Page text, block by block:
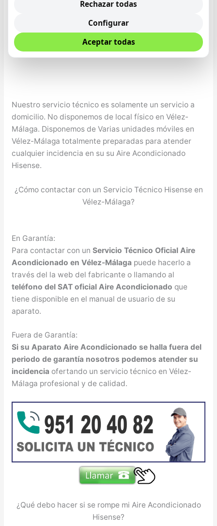
Nuestro servicio técnico es solamente un servicio a
domicilio. No disponemos de local físico en Vélez-
Málaga. Disponemos de Varias unidades móviles en
Vélez-Málaga totalmente preparadas para atender
cualquier incidencia en su su Aire Acondicionado
Hisense.
¿Cómo contactar con un Servicio Técnico Hisense en
Vélez-Málaga?
En Garantía:
Para contactar con un Servicio Técnico Oficial Aire
Acondicionado en Vélez-Málaga puede hacerlo a
través del la web del fabricante o llamando al
teléfono del SAT oficial Aire Acondicionado que
tiene disponible en el manual de usuario de su
aparato.
Fuera de Garantía:
Si su Aparato Aire Acondicionado se halla fuera del
periodo de garantía nosotros podemos atender su
incidencia ofertando un servicio técnico en Vélez-
Málaga profesional y de calidad.
¿Qué debo hacer si se rompe mi Aire Acondicionado
Hisense?
Rechazar todas
Configurar
Aceptar todas